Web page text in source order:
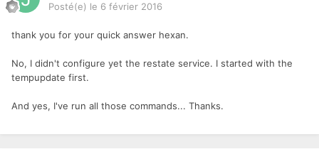
Posté(e) le 6 février 2016
thank you for your quick answer hexan.
No, I didn't configure yet the restate service. I started with the
tempupdate first.
And yes, I've run all those commands... Thanks.